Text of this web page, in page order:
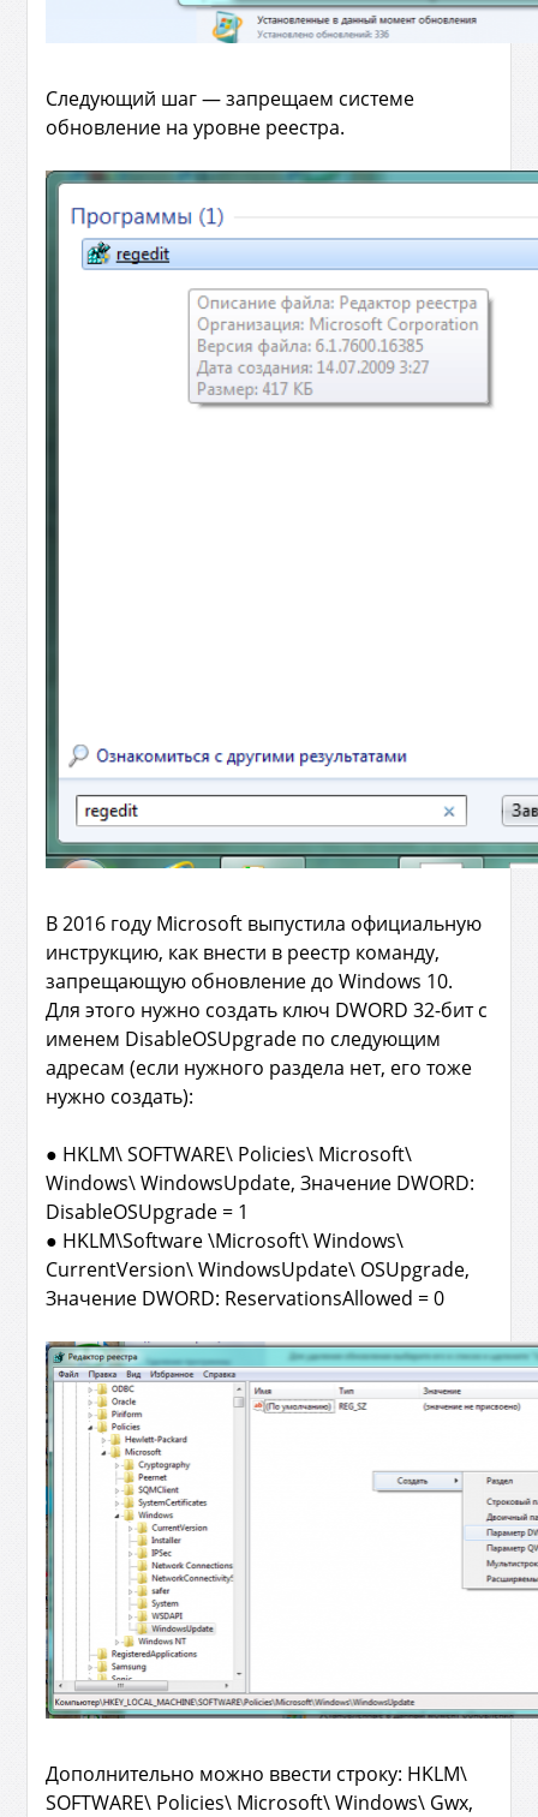
Следующий шаг — запрещаем системе
обновление на уровне реестра.
В 2016 году Microsoft выпустила официальную
инструкцию, как внести в реестр команду,
запрещающую обновление до Windows 10.
Для этого нужно создать ключ DWORD 32-бит с
именем DisableOSUpgrade по следующим
адресам (если нужного раздела нет, его тоже
нужно создать):
● HKLM\ SOFTWARE\ Policies\ Microsoft\
Windows\ WindowsUpdate, Значение DWORD:
DisableOSUpgrade = 1
● HKLM\Software \Microsoft\ Windows\
CurrentVersion\ WindowsUpdate\ OSUpgrade,
Значение DWORD: ReservationsAllowed = 0
Дополнительно можно ввести строку: HKLM\
SOFTWARE\ Policies\ Microsoft\ Windows\ Gwx,